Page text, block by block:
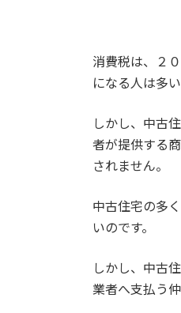
消費税は、２
になる人は多い
しかし、中古
者が提供する
されません。
中古住宅の多
いのです。
しかし、中古
業者へ支払う